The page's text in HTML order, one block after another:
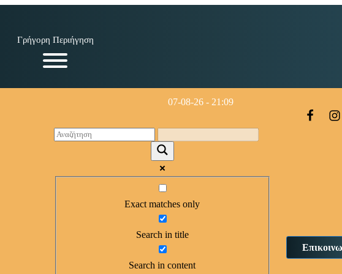
Γρήγορη Περιήγηση
07-08-26 - 21:09
Exact matches only
Search in title
Search in content